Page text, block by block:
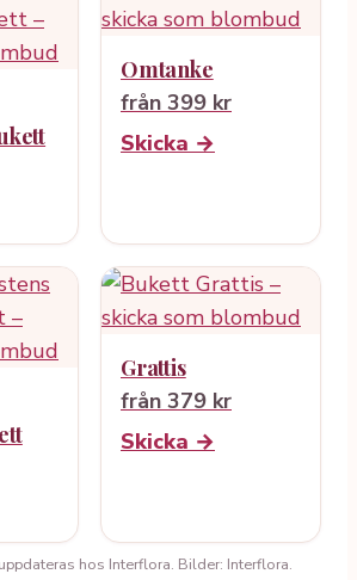
Omtanke
från 399 kr
Skicka →
Grattis
från 379 kr
Skicka →
hos Interflora. Bilder: Interflora.